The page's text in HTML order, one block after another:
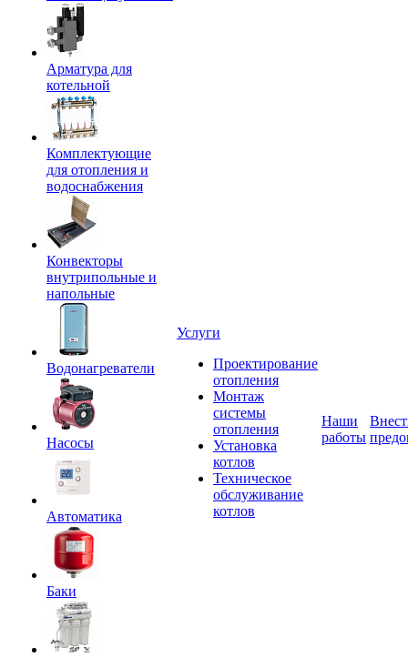
Арматура для
котельной
Комплектующие
для отопления и
водоснабжения
Конвекторы
внутрипольные и
напольные
Водонагреватели
Насосы
Автоматика
Баки
Услуги
Проектирование
отопления
Монтаж
системы
отопления
Установка
котлов
Техническое
обслуживание
котлов
Наши
работы